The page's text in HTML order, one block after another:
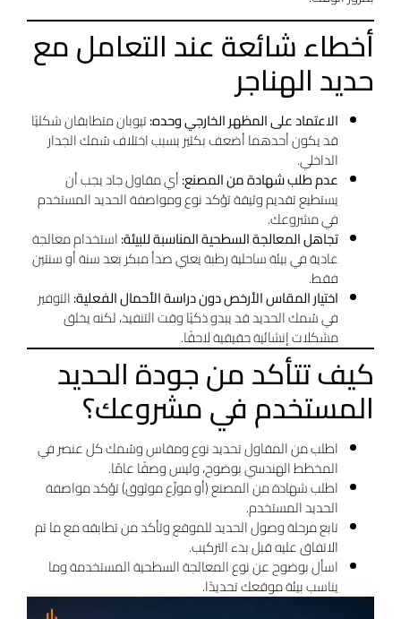
أخطاء شائعة عند التعامل مع
حديد الهناجر
الاعتماد على المظهر الخارجي وحده:تيوبان متطابقان شكليًا
قد يكون أحدهما أضعف بكثير بسبب اختلاف سُمك الجدار
الداخلي.
عدم طلب شهادة من المصنع:أي مقاول جاد يجب أن
يستطيع تقديم وثيقة تؤكد نوع ومواصفة الحديد المستخدم
في مشروعك.
تجاهل المعالجة السطحية المناسبة للبيئة:استخدام معالجة
عادية في بيئة ساحلية رطبة يعني صدأ مبكر بعد سنة أو سنتين
فقط.
اختيار المقاس الأرخص دون دراسة الأحمال الفعلية:التوفير
في سُمك الحديد قد يبدو ذكيًا وقت التنفيذ، لكنه يخلق
مشكلات إنشائية حقيقية لاحقًا.
كيف تتأكد من جودة الحديد
المستخدم في مشروعك؟
اطلب من المقاول تحديد نوع ومقاس وسُمك كل عنصر في
المخطط الهندسي بوضوح، وليس وصفًا عامًا.
اطلب شهادة من المصنع (أو موزّع موثوق) تؤكد مواصفة
الحديد المستخدم.
تابع مرحلة وصول الحديد للموقع وتأكد من تطابقه مع ما تم
الاتفاق عليه قبل بدء التركيب.
اسأل بوضوح عن نوع المعالجة السطحية المستخدمة وما
يناسب بيئة موقعك تحديدًا.